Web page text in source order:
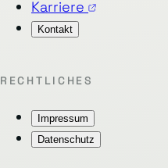
Karriere
Kontakt
RECHTLICHES
Impressum
Datenschutz